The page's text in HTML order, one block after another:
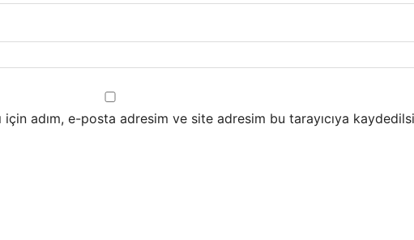
için adım, e-posta adresim ve site adresim bu tarayıcıya